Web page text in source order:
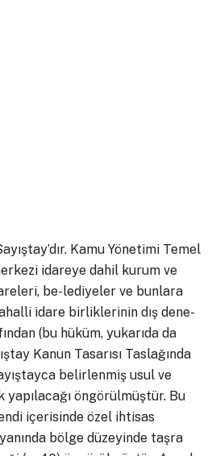
Kamu Yönetimi Temel
idareye dahil kurum ve
be-lediyeler ve bunlara
idare birliklerinin dış dene-
(bu hüküm, yukarıda da
Kanun Tasarısı Taslağında
belirlenmiş usul ve
öngörülmüştür. Bu
içerisinde özel ihtisas
bölge düzeyinde taşra